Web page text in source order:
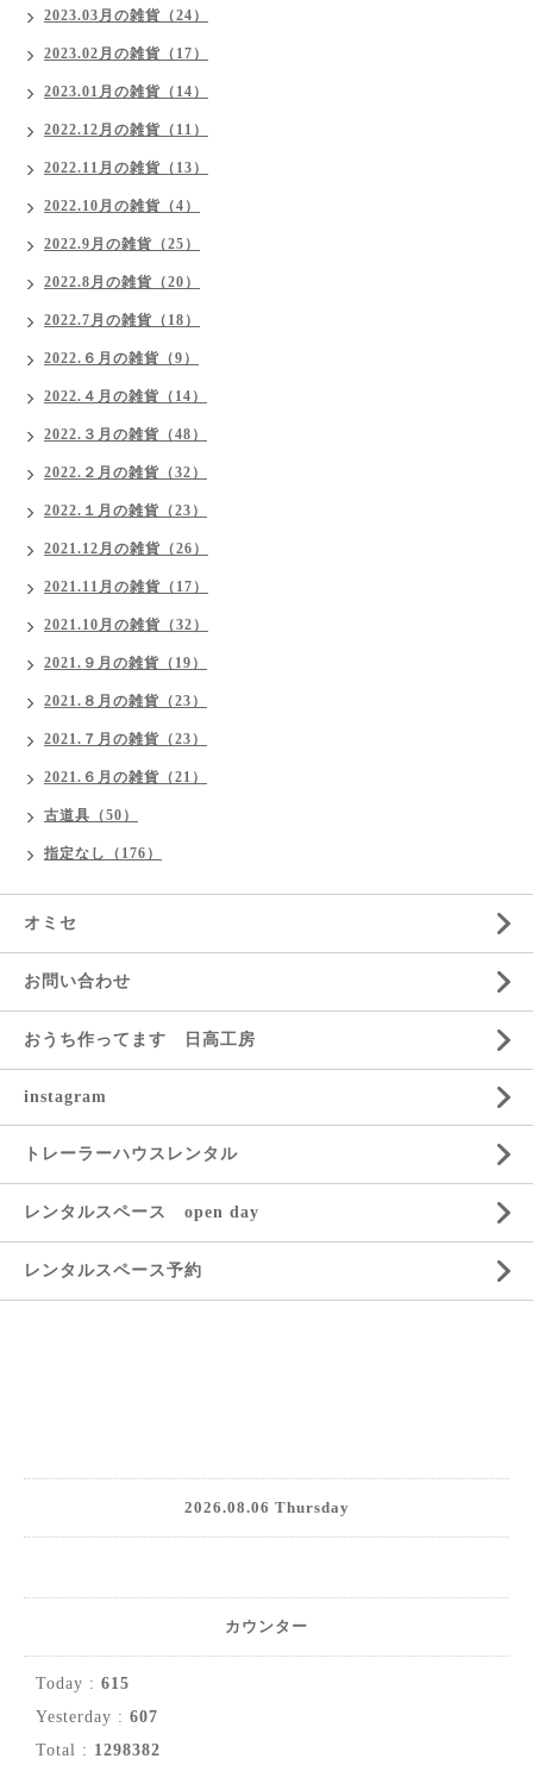
2023.03月の雑貨（24）
2023.02月の雑貨（17）
2023.01月の雑貨（14）
2022.12月の雑貨（11）
2022.11月の雑貨（13）
2022.10月の雑貨（4）
2022.9月の雑貨（25）
2022.8月の雑貨（20）
2022.7月の雑貨（18）
2022.６月の雑貨（9）
2022.４月の雑貨（14）
2022.３月の雑貨（48）
2022.２月の雑貨（32）
2022.１月の雑貨（23）
2021.12月の雑貨（26）
2021.11月の雑貨（17）
2021.10月の雑貨（32）
2021.９月の雑貨（19）
2021.８月の雑貨（23）
2021.７月の雑貨（23）
2021.６月の雑貨（21）
古道具（50）
指定なし（176）
オミセ
お問い合わせ
おうち作ってます 日高工房
instagram
トレーラーハウスレンタル
レンタルスペース open day
レンタルスペース予約
2026.08.06 Thursday
カウンター
Today : 615
Yesterday : 607
Total : 1298382